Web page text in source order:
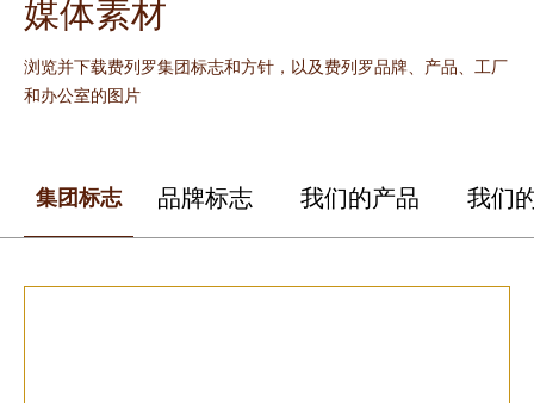
媒体素材
浏览并下载费列罗集团标志和方针，以及费列罗品牌、产品、工厂
和办公室的图片
集团标志 品牌标志 我们的产品 我们